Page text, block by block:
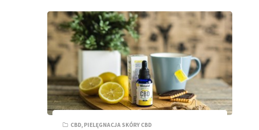
CBD, PIELĘGNACJA SKÓRY CBD